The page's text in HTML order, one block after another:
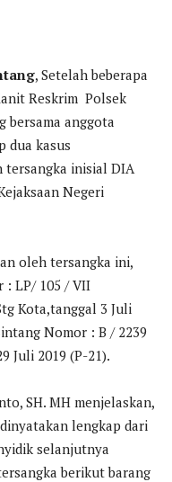
, Setelah beberapa
Reskrim Polsek
bersama anggota
dua kasus
tersangka inisial DIA
Negeri
oleh tersangka ini,
: LP/ 105 / VII
Kota,tanggal 3 Juli
Nomor : B / 2239
Juli 2019 (P-21).
SH. MH menjelaskan,
lengkap dari
selanjutnya
berikut barang